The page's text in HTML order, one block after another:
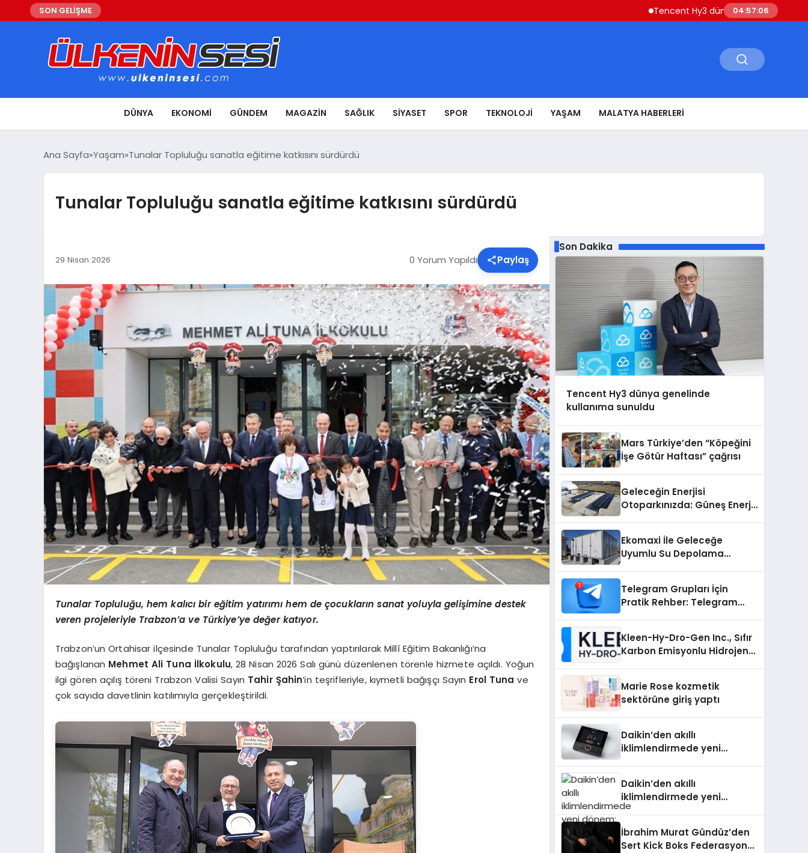
SON GELİŞME Tencent Hy3 dünya genelinde kullanıma sunuldu
04:57:08
DÜNYA EKONOMI GÜNDEM MAGAZIN SAĞLIK SIYASET SPOR TEKNOLOJI YAŞAM MALATYA HABERLERI
Ana Sayfa Yaşam Tunalar Topluluğu sanatla eğitime katkısını sürdürdü
Tunalar Topluluğu sanatla eğitime katkısını sürdürdü
29 Nisan 2026 0 Yorum Yapıldı Paylaş
Tunalar Topluluğu, hem kalıcı bir eğitim yatırımı hem de çocukların sanat yoluyla gelişimine destek
veren projeleriyle Trabzon’a ve Türkiye’ye değer katıyor.
Trabzon’un Ortahisar ilçesinde Tunalar Topluluğu tarafından yaptırılarak Millî Eğitim Bakanlığı’na
bağışlanan Mehmet Ali Tuna İlkokulu, 28 Nisan 2026 Salı günü düzenlenen törenle hizmete açıldı. Yoğun
ilgi gören açılış töreni Trabzon Valisi Sayın Tahir Şahin’in teşrifleriyle, kıymetli bağışçı Sayın Erol Tuna ve
çok sayıda davetlinin katılımıyla gerçekleştirildi.
Son Dakika
Tencent Hy3 dünya genelinde
kullanıma sunuldu
Mars Türkiye’den “Köpeğini
İşe Götür Haftası” çağrısı
Geleceğin Enerjisi
Otoparkınızda: Güneş Enerjili
Ekomaxi İle Geleceğe
Uyumlu Su Depolama
Telegram Grupları İçin
Pratik Rehber: Telegram
Kleen-Hy-Dro-Gen Inc., Sıfır
Karbon Emisyonlu Hidrojen
Aldı
Marie Rose kozmetik
sektörüne giriş yaptı
Daikin’den akıllı
iklimlendirmede yeni
Daikin’den akıllı
iklimlendirmede yeni
dönem: Madoka Plus
İbrahim Murat Gündüz’den
Sert Kick Boks Federasyonu